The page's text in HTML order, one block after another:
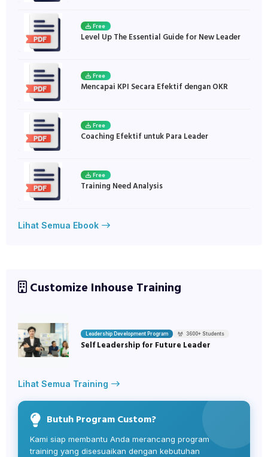
Free
Level Up The Essential Guide for New Leader
Free
Mencapai KPI Secara Efektif dengan OKR
Free
Coaching Efektif untuk Para Leader
Free
Training Need Analysis
Lihat Semua Ebook
Customize Inhouse Training
Leadership Development Program 3600+ Students
Self Leadership for Future Leader
Lihat Semua Training
Butuh Program Custom?
Kami siap membantu Anda merancang program
training yang disesuaikan dengan kebutuhan